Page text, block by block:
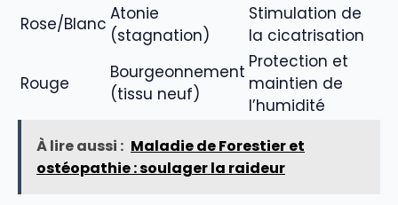
Rose/Blanc Atonie
(stagnation)
Stimulation de
la cicatrisation
Rouge
Bourgeonnement
(tissu neuf)
Protection et
maintien de
l’humidité
À lire aussi : Maladie de Forestier et
ostéopathie : soulager la raideur